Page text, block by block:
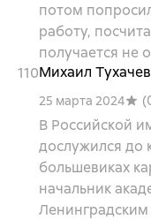
потом
работу,
получается не
110Михаил
25 марта 2024
(
В Российской
дослужился до
большевиках
начальник